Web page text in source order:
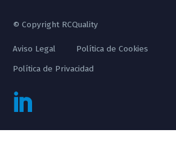
© Copyright RCQuality
Aviso Legal
Política de Cookies
Política de Privacidad